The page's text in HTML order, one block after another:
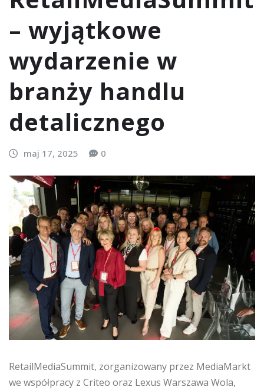
– wyjątkowe
wydarzenie w
branży handlu
detalicznego
maj 17, 2025 0
RetailMediaSummit, zorganizowany przez MediaMarkt
we współpracy z Criteo oraz Lexus Warszawa Wola,